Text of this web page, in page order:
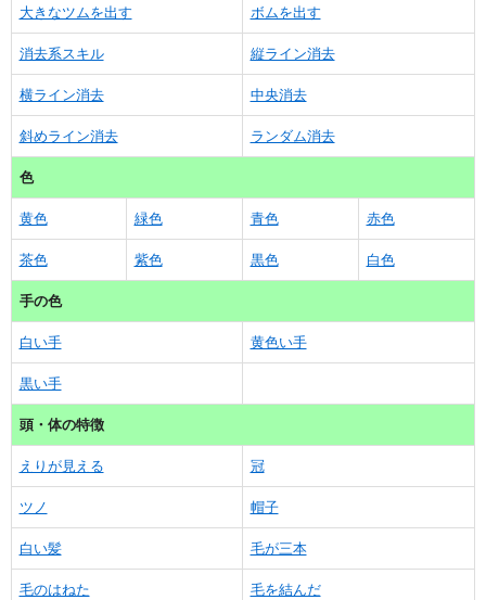
大きなツムを出す ボムを出す
消去系スキル 縦ライン消去
横ライン消去 中央消去
斜めライン消去 ランダム消去
色
黄色 緑色 青色 赤色
茶色 紫色 黒色 白色
手の色
白い手 黄色い手
黒い手
頭・体の特徴
えりが見える 冠
ツノ 帽子
白い髪 毛が三本
毛のはねた 毛を結んだ